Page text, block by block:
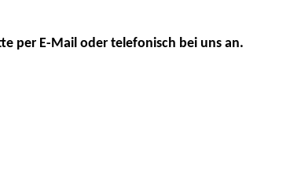
per E-Mail oder telefonisch bei uns an.